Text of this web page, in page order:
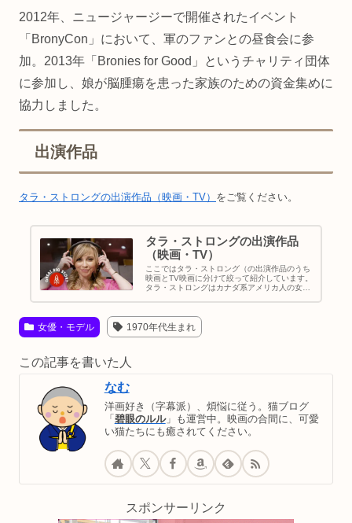
2012年、ニュージャージーで開催されたイベント
「BronyCon」において、軍のファンとの昼食会に参
加。2013年「Bronies for Good」というチャリティ団体
に参加し、娘が脳腫瘍を患った家族のための資金集めに
協力しました。
出演作品
タラ・ストロングの出演作品（映画・TV） をご覧ください。
タラ・ストロングの出演作品
（映画・TV）
ここではタラ・ストロング（の出演作品のうち
映画とTV映画に分けて絞って紹介しています。
タラ・ストロングはカナダ系アメリカ人の女
女優・モデル 1970年代生まれ
この記事を書いた人
なむ
洋画好き（字幕派）、煩悩に従う。猫ブログ
「 碧眼のルル」も運営中。映画の合間に、可愛
い猫たちにも癒されてください。
スポンサーリンク